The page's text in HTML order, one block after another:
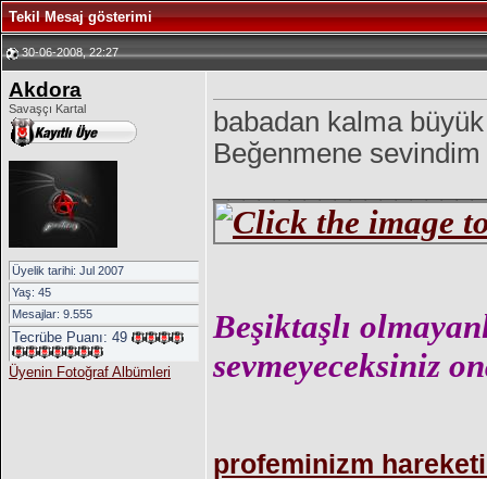
Tekil Mesaj gösterimi
30-06-2008, 22:27
Akdora
Savaşçı Kartal
Üyelik tarihi: Jul 2007
Yaş: 45
Mesajlar: 9.555
Tecrübe Puanı: 49
Üyenin Fotoğraf Albümleri
babadan kalma
Beğenmene
Beşiktaşlı
sevmeyeceksiniz
profeminizm